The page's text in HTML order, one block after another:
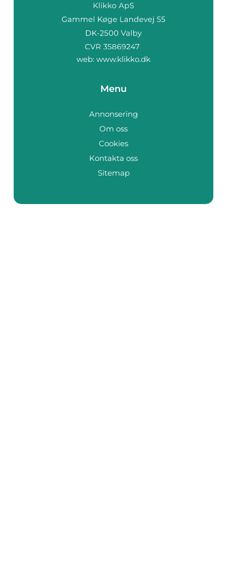
web: www.klikko.dk
Menu
Annonsering
Om oss
Cookies
Kontakta oss
Sitemap